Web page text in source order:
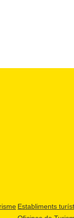
Establiments